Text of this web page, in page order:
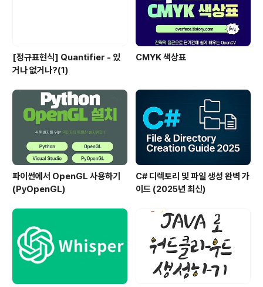
[정규표현식] Quantifier - 있
거나 없거나?(1)
CMYK 색상표
파이썬에서 OpenGL 사용하기
(PyOpenGL)
C# 디렉토리 및 파일 생성 완벽 가
이드 (2025년 최신)